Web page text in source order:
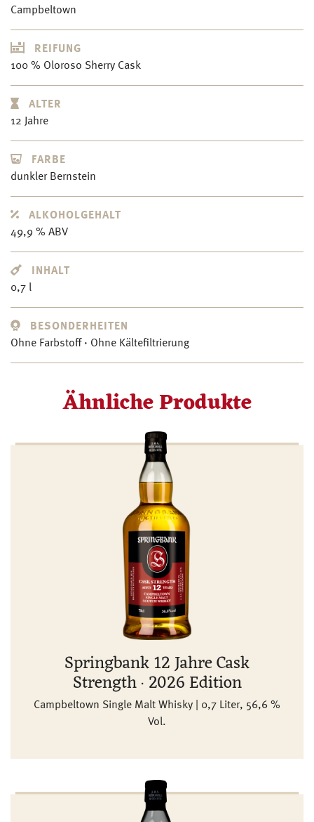
Campbeltown
REIFUNG
100 % Oloroso Sherry Cask
ALTER
12 Jahre
FARBE
dunkler Bernstein
ALKOHOLGEHALT
49,9 % ABV
INHALT
0,7 l
BESONDERHEITEN
Ohne Farbstoff · Ohne Kältefiltrierung
Ähnliche Produkte
Springbank 12 Jahre Cask
Strength · 2026 Edition
Campbeltown Single Malt Whisky | 0,7 Liter, 56,6 %
Vol.